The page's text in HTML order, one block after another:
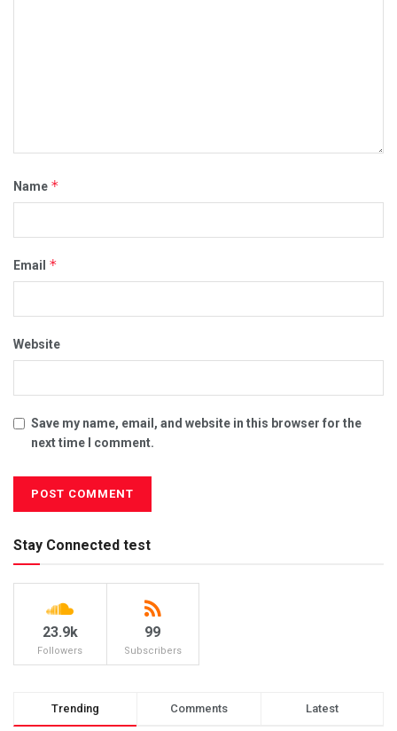
Name *
Email *
Website
Save my name, email, and website in this browser for the
next time I comment.
Stay Connected test
23.9k
Followers
99
Subscribers
Trending Comments Latest